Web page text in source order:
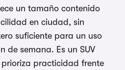
un tamaño contenido
en ciudad, sin
suficiente para un uso
de semana. Es un SUV
practicidad frente